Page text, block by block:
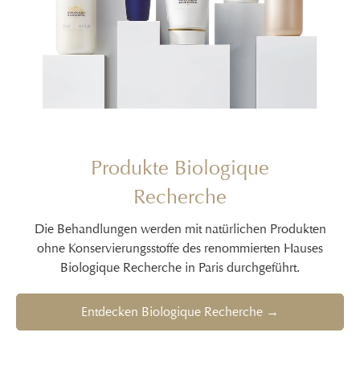
Produkte Biologique
Recherche
Die Behandlungen werden mit natürlichen Produkten
ohne Konservierungsstoffe des renommierten Hauses
Biologique Recherche in Paris durchgeführt.
Entdecken Biologique Recherche →